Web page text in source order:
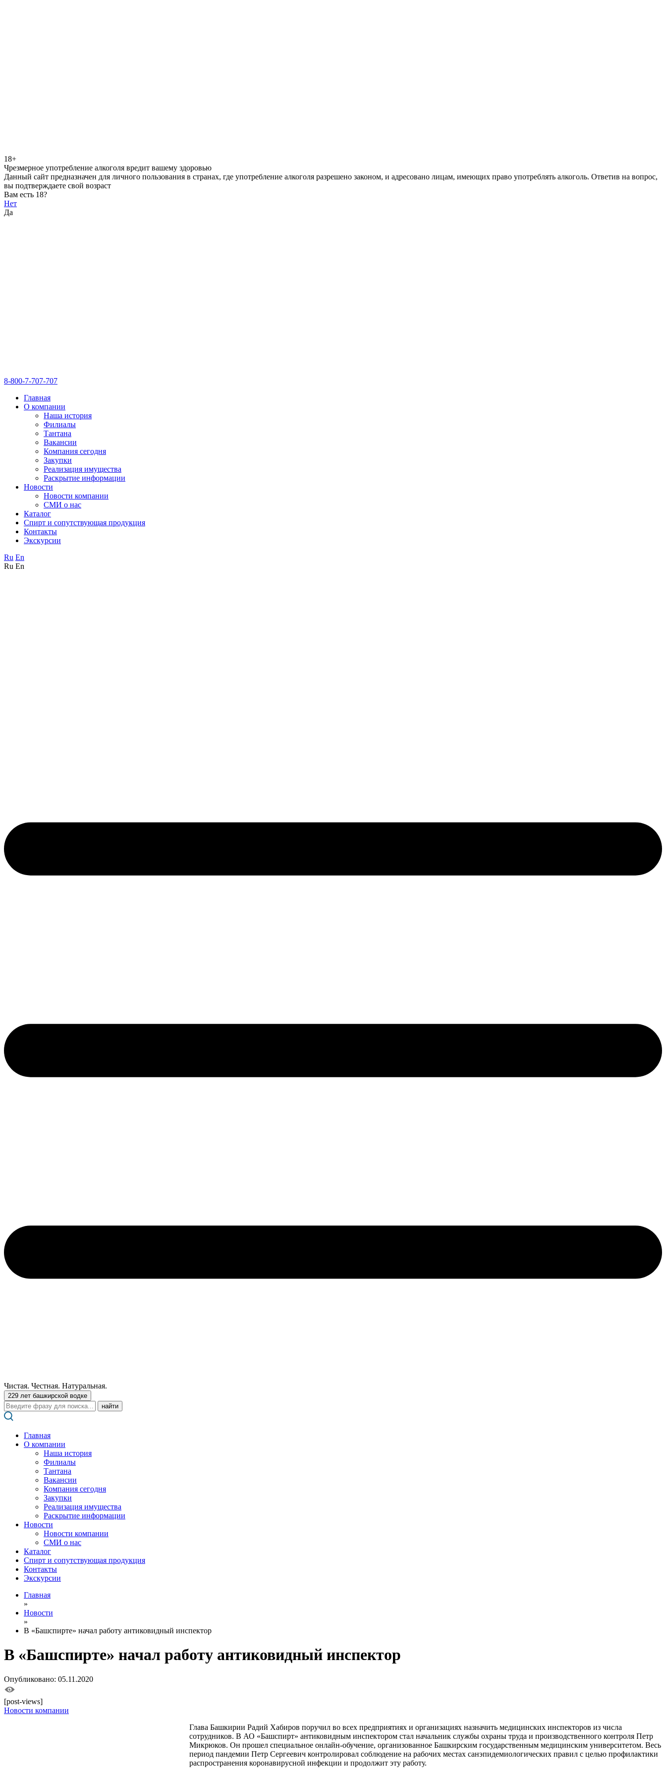
18+
Чрезмерное употребление алкоголя вредит вашему здоровью
Данный сайт предназначен для личного пользования в странах, где употребление алкоголя разрешено законом, и адресовано лицам, имеющих право употреблять алкоголь. Ответив на вопрос,
вы подтверждаете свой возраст
Вам есть 18?
Нет
Да
8-800-7-707-707
Главная
О компании
Наша история
Филиалы
Тантана
Вакансии
Компания сегодня
Закупки
Реализация имущества
Раскрытие информации
Новости
Новости компании
СМИ о нас
Каталог
Спирт и сопутствующая продукция
Контакты
Экскурсии
Ru En
Ru En
Чистая. Честная. Натуральная.
229 лет башкирской водке
Поиск:
Главная
О компании
Наша история
Филиалы
Тантана
Вакансии
Компания сегодня
Закупки
Реализация имущества
Раскрытие информации
Новости
Новости компании
СМИ о нас
Каталог
Спирт и сопутствующая продукция
Контакты
Экскурсии
Главная
»
Новости
»
В «Башспирте» начал работу антиковидный инспектор
В «Башспирте» начал работу антиковидный инспектор
Опубликовано: 05.11.2020
[post-views]
Новости компании
Глава Башкирии Радий Хабиров поручил во всех предприятиях и организациях назначить медицинских инспекторов из числа
сотрудников. В АО «Башспирт» антиковидным инспектором стал начальник службы охраны труда и производственного контроля Петр
Микрюков. Он прошел специальное онлайн-обучение, организованное Башкирским государственным медицинским университетом. Весь
период пандемии Петр Сергеевич контролировал соблюдение на рабочих местах санэпидемиологических правил с целью профилактики
распространения коронавирусной инфекции и продолжит эту работу.